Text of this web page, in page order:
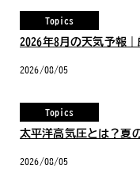
Topics
2026年8月の天気予報
2026/08/05
Topics
太平洋高気圧とは？夏
2026/08/05